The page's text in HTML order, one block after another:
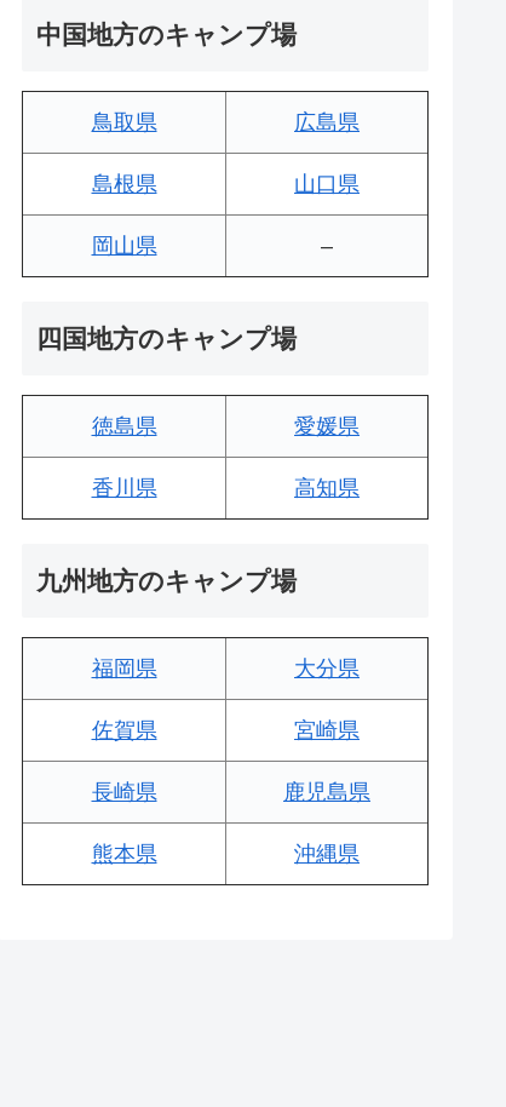
中国地方のキャンプ場
鳥取県 広島県
島根県 山口県
岡山県 –
四国地方のキャンプ場
徳島県 愛媛県
香川県 高知県
九州地方のキャンプ場
福岡県 大分県
佐賀県 宮崎県
長崎県 鹿児島県
熊本県 沖縄県